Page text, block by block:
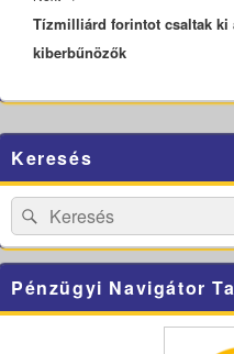
post:
Tízmilliárd forintot csaltak ki
kiberbűnözők
Sidebar
Widget
Area
Keresés
Search
for:
Search
Pénzügyi Navigátor